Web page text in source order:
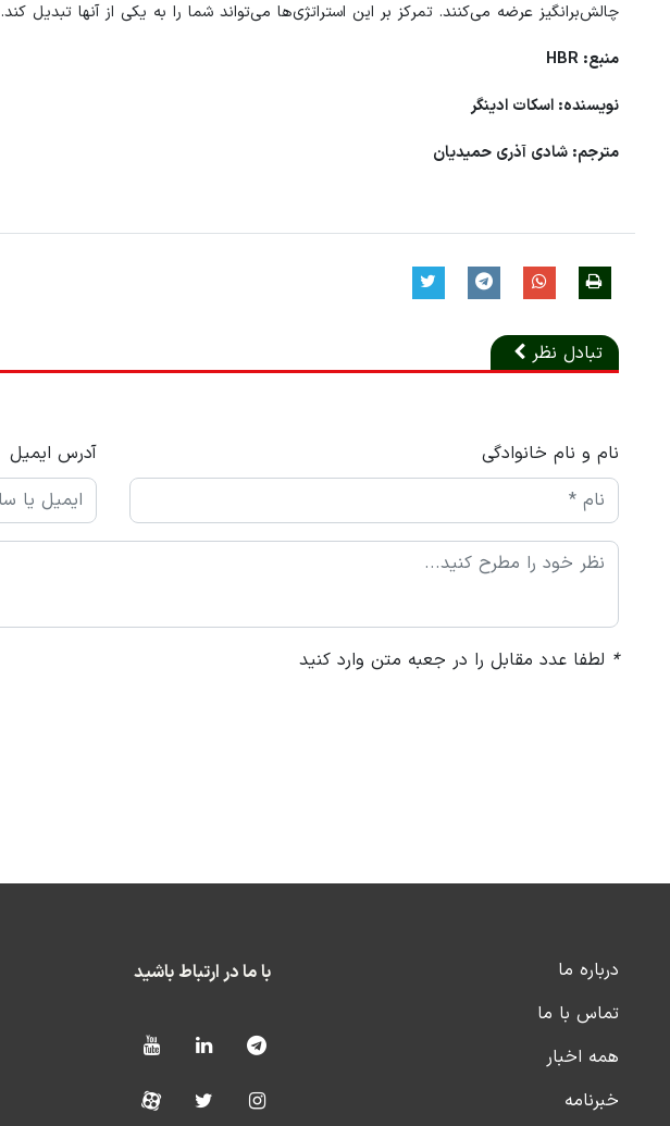
چالش‌برانگیز عرضه می‌کنند. تمرکز بر این استراتژی‌ها می‌تواند شما را به یکی از آنها تبدیل کند.
منبع: HBR
نویسنده: اسکات ادینگر
مترجم: شادی آذری حمیدیان
تبادل نظر
نام و نام خانوادگی آدرس ایمیل
* لطفا عدد مقابل را در جعبه متن وارد کنید
درباره ما
تماس با ما
همه اخبار
خبرنامه
با ما در ارتباط باشید